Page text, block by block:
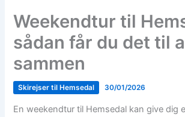
Weekendtur til
sådan får du det til
sammen
Skirejser til Hemsedal 30/01/2026
En weekendtur til Hemsedal kan give dig